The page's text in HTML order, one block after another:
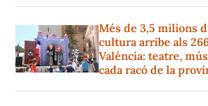
Més de 3,5 milions
cultura arribe als
València: teatre,
cada racó de la